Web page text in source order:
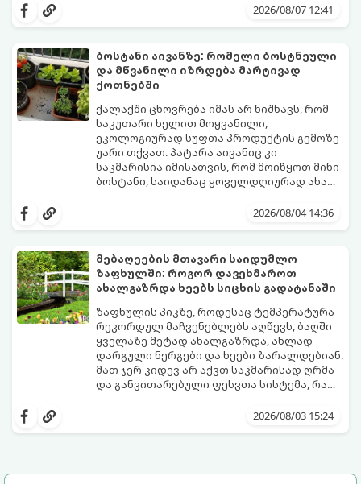
ზამთარს გაუძლონ, აგვისტოს ბოლომდე 5
2026/08/07 12:41
ბოსტანი აივანზე: რომელი ბოსტნეული
და მწვანილი იზრდება მარტივად
ქოთნებში
ქალაქში ცხოვრება იმას არ ნიშნავს, რომ
საკუთარი ხელით მოყვანილი,
ეკოლოგიურად სუფთა პროდუქტის გემოზე
უარი თქვათ. პატარა აივანიც კი
საკმარისია იმისათვის, რომ მოიწყოთ მინი-
ბოსტანი, საიდანაც ყოველდღიურად ახალ,
სასიამოვნო და ესთეტიკური ჰობია.
კარგად და როგორ მოუაროთ მათ სწორად.
2026/08/04 14:36
მებაღეების მთავარი საიდუმლო
ზაფხულში: როგორ დავეხმაროთ
ახალგაზრდა ხეებს სიცხის გადატანაში
ზაფხულის პიკზე, როდესაც ტემპერატურა
რეკორდულ მაჩვენებლებს აღწევს, ბაღში
ყველაზე მეტად ახალგაზრდა, ახლად
დარგული ნერგები და ხეები ზარალდებიან.
მათ ჯერ კიდევ არ აქვთ საკმარისად ღრმა
და განვითარებული ფესვთა სისტემა, რათა
დამოუკიდებლად მოიპოვონ.
არ დავეხმარებით, მათ შესაძლოა
გთავაზობთ მებაღეების გამოცდილ
2026/08/03 15:24